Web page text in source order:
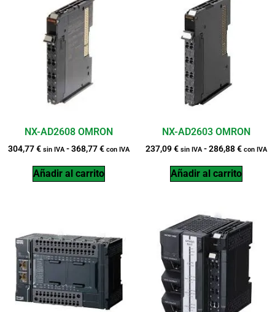
NX-AD2608 OMRON
304,77€ sin IVA-368,77€ con IVA
Añadir al carrito
NX-AD2603 OMRON
237,09€ sin IVA-286,88€ con IVA
Añadir al carrito